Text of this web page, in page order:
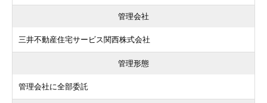
管理会社
三井不動産住宅サービス関西株式会社
管理形態
管理会社に全部委託